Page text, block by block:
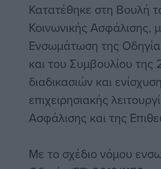
Κατατέθηκε στη Βουλή
Κοινωνικής Ασφάλισης,
Ενσωμάτωση της
και του Συμβουλίου
διαδικασιών και
επιχειρησιακής
Ασφάλισης και της
Με το σχέδιο νόμου